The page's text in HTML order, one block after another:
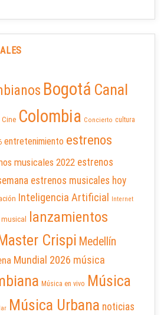
Bogotá Canal
Cine Colombia Concierto cultura
entretenimiento estrenos
musicales 2022 estrenos
estrenos musicales hoy
Inteligencia Artificial Internet
lanzamientos
Crispi Medellín
Mundial 2026 música
Música en vivo Música
Música Urbana noticias